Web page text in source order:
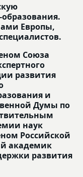
Европы,
Союза
развития
и
Думы по
наук
Российской
академик
развития